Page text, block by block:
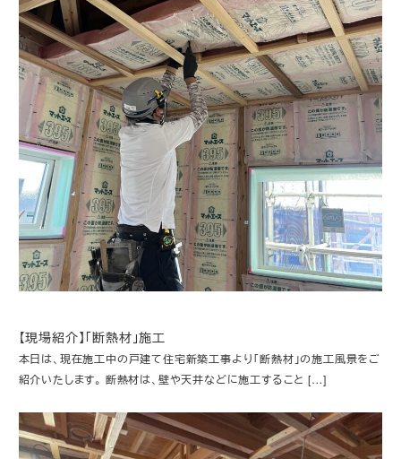
【現場紹介】「断熱材」施工
本日は、現在施工中の戸建て住宅新築工事より「断熱材」の施工風景をご
紹介いたします。 断熱材は、壁や天井などに施工すること […]